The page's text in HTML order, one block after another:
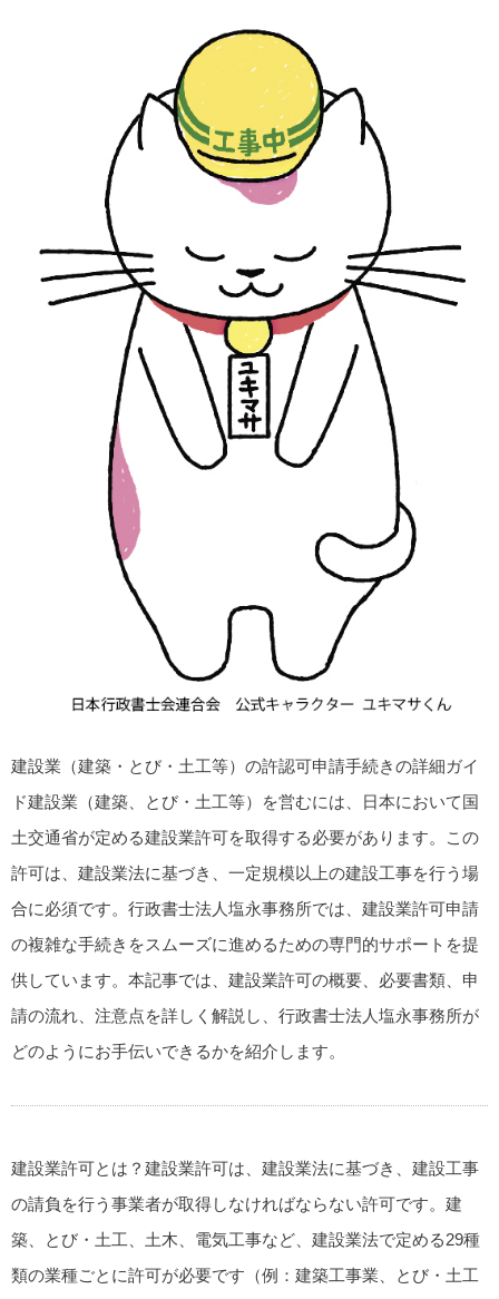
建設業（建築・とび・土工等）の許認可申請手続きの詳細ガイ
ド建設業（建築、とび・土工等）を営むには、日本において国
土交通省が定める建設業許可を取得する必要があります。この
許可は、建設業法に基づき、一定規模以上の建設工事を行う場
合に必須です。行政書士法人塩永事務所では、建設業許可申請
の複雑な手続きをスムーズに進めるための専門的サポートを提
供しています。本記事では、建設業許可の概要、必要書類、申
請の流れ、注意点を詳しく解説し、行政書士法人塩永事務所が
どのようにお手伝いできるかを紹介します。
建設業許可とは？ 建設業許可は、建設業法に基づき、建設工事
の請負を行う事業者が取得しなければならない許可です。建
築、とび・土工、土木、電気工事など、建設業法で定める29種
類の業種ごとに許可が必要です（例：建築工事業、とび・土工